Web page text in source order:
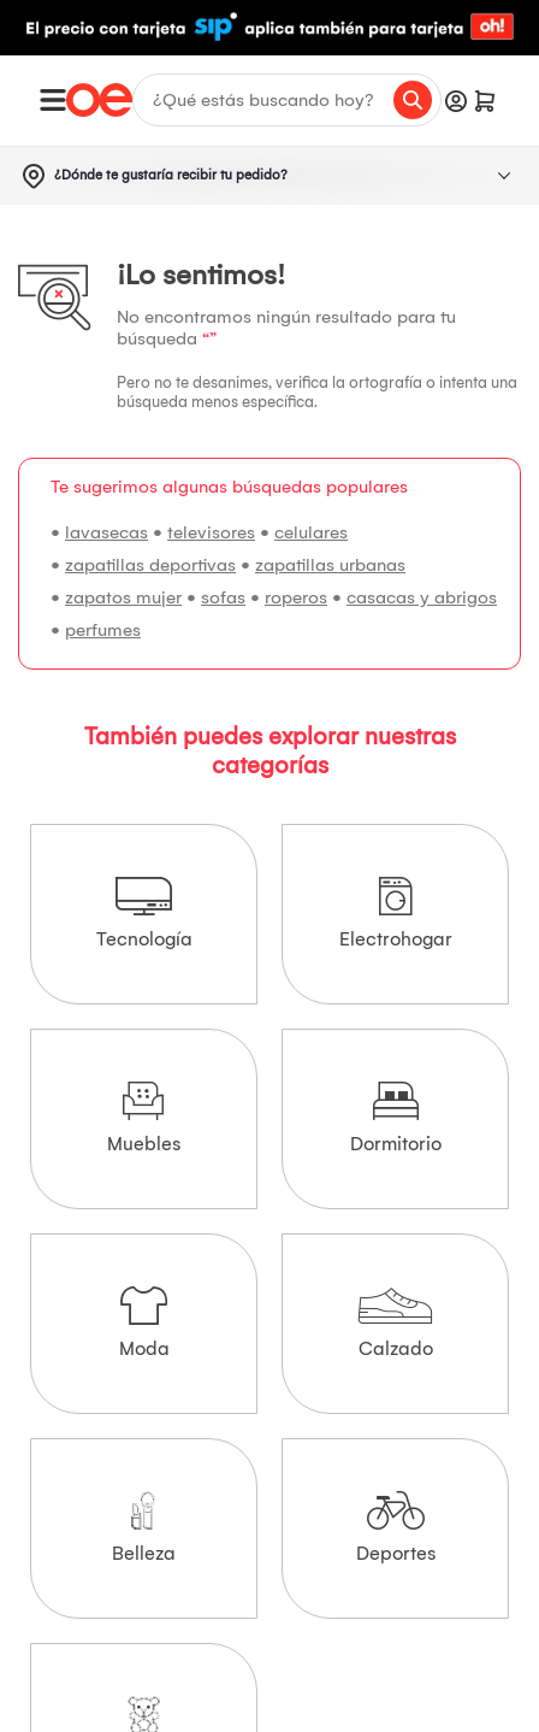
¿Dónde te gustaría recibir tu pedido?
¡Lo sentimos!
No encontramos ningún resultado para tu
búsqueda “”
Pero no te desanimes, verifica la ortografía o intenta una
búsqueda menos específica.
Te sugerimos algunas búsquedas populares
• lavasecas • televisores • celulares
• zapatillas deportivas • zapatillas urbanas
• zapatos mujer • sofas • roperos • casacas y abrigos
• perfumes
También puedes explorar nuestras
categorías
Tecnología Electrohogar
Muebles Dormitorio
Moda Calzado
Belleza Deportes